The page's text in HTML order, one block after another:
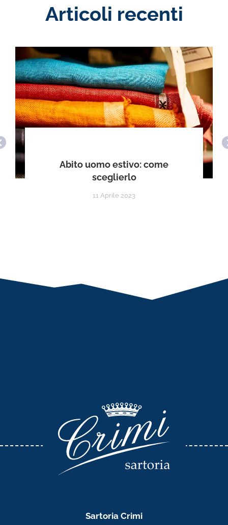
Articoli recenti
Abito uomo estivo: come
sceglierlo
11 Aprile 2023
Sartoria Crimi